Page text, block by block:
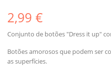
2,99 €
Conjunto de botões "Dress it up"
Botões amorosos que podem ser
as superfícies.